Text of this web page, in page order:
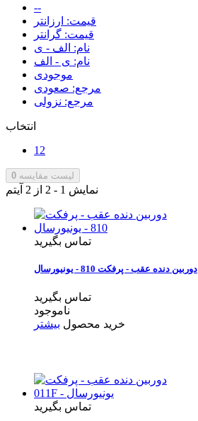
--
قیمت: ارزانتر
قیمت: گرانتر
نام: الف - ی
نام: ی - الف
موجودی
مرجع: صعودی
مرجع: نزولی
انتخاب
12
لیست مقایسه 0
نمایش 1 - 2 از 2 آیتم
تماس بگیرید
دوربین دنده عقب - پرفکت 810 - یونیورسال
تماس بگیرید
ناموجود
خرید محصول بیشتر
تماس بگیرید